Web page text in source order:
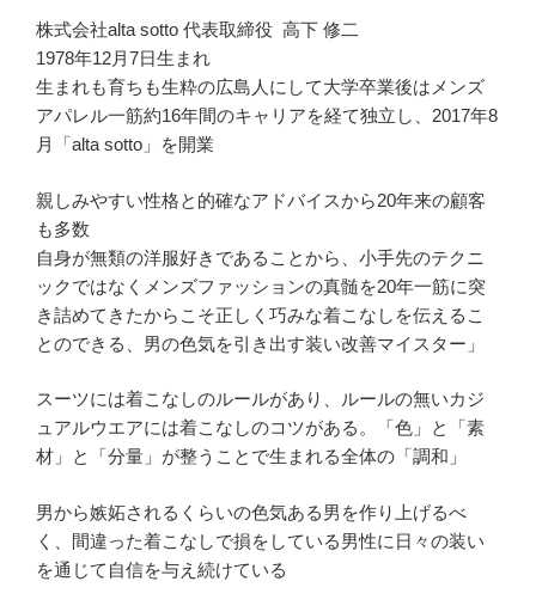
株式会社alta sotto 代表取締役 高下 修二
1978年12月7日生まれ
生まれも育ちも生粋の広島人にして大学卒業後はメンズ
アパレル一筋約16年間のキャリアを経て独立し、2017年8
月「alta sotto」を開業
親しみやすい性格と的確なアドバイスから20年来の顧客
も多数
自身が無類の洋服好きであることから、小手先のテクニ
ックではなくメンズファッションの真髄を20年一筋に突
き詰めてきたからこそ正しく巧みな着こなしを伝えるこ
とのできる、男の色気を引き出す装い改善マイスター」
スーツには着こなしのルールがあり、ルールの無いカジ
ュアルウエアには着こなしのコツがある。「色」と「素
材」と「分量」が整うことで生まれる全体の「調和」
男から嫉妬されるくらいの色気ある男を作り上げるべ
く、間違った着こなしで損をしている男性に日々の装い
を通じて自信を与え続けている